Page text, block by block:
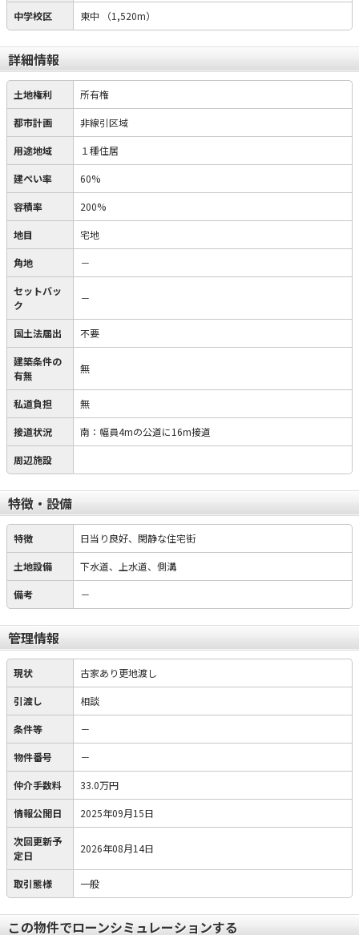
中学校区 東中 （1,520m）
詳細情報
土地権利 所有権
都市計画 非線引区域
用途地域 １種住居
建ぺい率 60%
容積率 200%
地目 宅地
角地 －
セットバッ
ク
－
国土法届出 不要
建築条件の
有無
無
私道負担 無
接道状況 南：幅員4mの公道に16m接道
周辺施設
特徴・設備
特徴 日当り良好、閑静な住宅街
土地設備 下水道、上水道、側溝
備考 －
管理情報
現状 古家あり更地渡し
引渡し 相談
条件等 －
物件番号 －
仲介手数料 33.0万円
情報公開日 2025年09月15日
次回更新予
定日
2026年08月14日
取引態様 一般
この物件でローンシミュレーションする